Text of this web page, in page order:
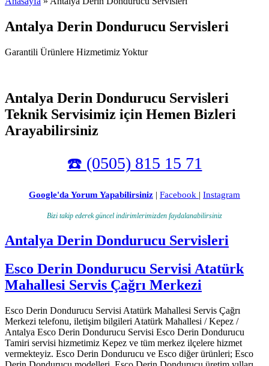
Antalya Derin Dondurucu Servisleri
Garantili Ürünlere Hizmetimiz Yoktur
Antalya Derin Dondurucu Servisleri
Teknik Servisimiz için Hemen Bizleri
Arayabilirsiniz
☎️ (0505) 815 15 71
Google'da Yorum Yapabilirsiniz | Facebook | Instagram
Bizi takip ederek güncel indirimlerimizden faydalanabilirsiniz
Antalya Derin Dondurucu Servisleri
Esco Derin Dondurucu Servisi Atatürk
Mahallesi Servis Çağrı Merkezi
Esco Derin Dondurucu Servisi Atatürk Mahallesi Servis Çağrı
Merkezi telefonu, iletişim bilgileri Atatürk Mahallesi / Kepez /
Antalya Esco Derin Dondurucu Servisi Esco Derin Dondurucu
Tamiri servisi hizmetimiz Kepez ve tüm merkez ilçelere hizmet
vermekteyiz. Esco Derin Dondurucu ve Esco diğer ürünleri; Esco